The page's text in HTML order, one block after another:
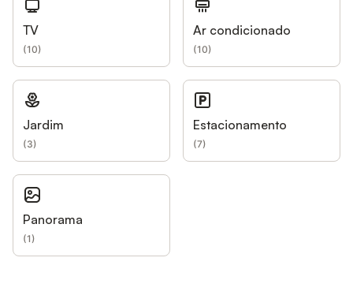
TV
(10)
Ar condicionado
(10)
Jardim
(3)
Estacionamento
(7)
Panorama
(1)